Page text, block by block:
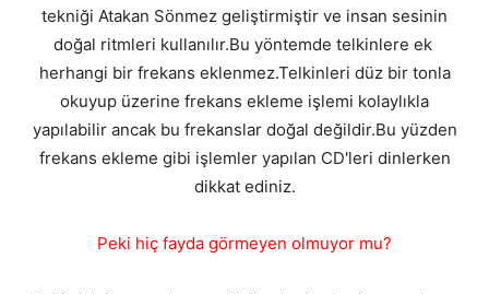
tekniği Atakan Sönmez geliştirmiştir ve insan sesinin
doğal ritmleri kullanılır.Bu yöntemde telkinlere ek
herhangi bir frekans eklenmez.Telkinleri düz bir tonla
okuyup üzerine frekans ekleme işlemi kolaylıkla
yapılabilir ancak bu frekanslar doğal değildir.Bu yüzden
frekans ekleme gibi işlemler yapılan CD'leri dinlerken
dikkat ediniz.
Peki hiç fayda görmeyen olmuyor mu?